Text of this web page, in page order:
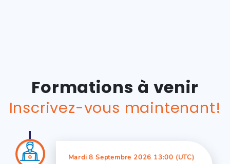
Formations à venir
Inscrivez-vous maintenant!
Mardi 8 Septembre 2026 13:00 (UTC)